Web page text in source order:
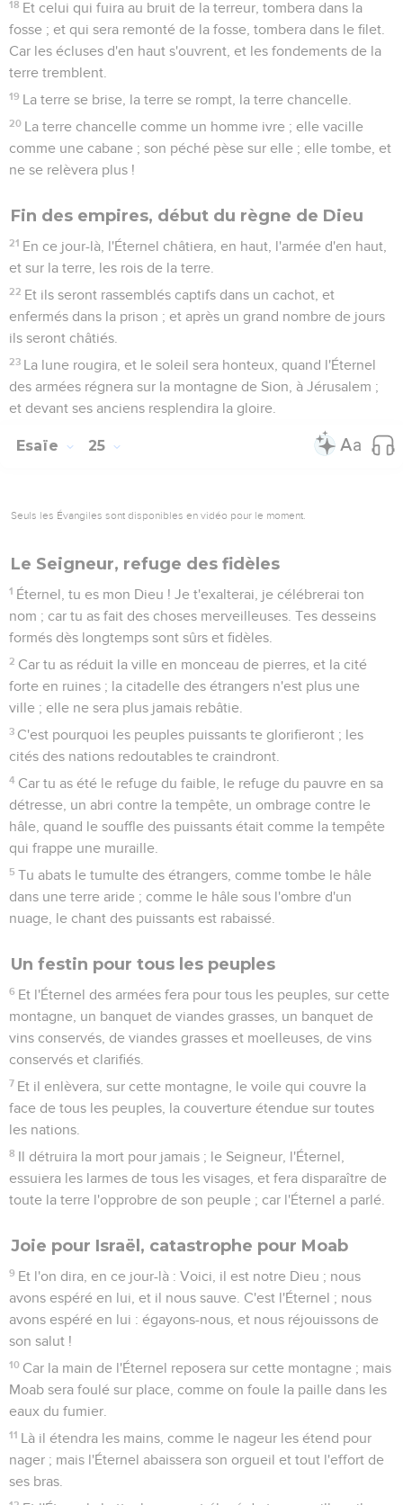
18 Et celui qui fuira au bruit de la terreur, tombera dans la
fosse ; et qui sera remonté de la fosse, tombera dans le filet.
Car les écluses d'en haut s'ouvrent, et les fondements de la
terre tremblent.
19 La terre se brise, la terre se rompt, la terre chancelle.
20 La terre chancelle comme un homme ivre ; elle vacille
comme une cabane ; son péché pèse sur elle ; elle tombe, et
ne se relèvera plus !
Fin des empires, début du règne de Dieu
21 En ce jour-là, l'Éternel châtiera, en haut, l'armée d'en haut,
et sur la terre, les rois de la terre.
22 Et ils seront rassemblés captifs dans un cachot, et
enfermés dans la prison ; et après un grand nombre de jours
ils seront châtiés.
23 La lune rougira, et le soleil sera honteux, quand l'Éternel
des armées régnera sur la montagne de Sion, à Jérusalem ;
et devant ses anciens resplendira la gloire.
Esaïe 25
Seuls les Évangiles sont disponibles en vidéo pour le moment.
Le Seigneur, refuge des fidèles
1 Éternel, tu es mon Dieu ! Je t'exalterai, je célébrerai ton
nom ; car tu as fait des choses merveilleuses. Tes desseins
formés dès longtemps sont sûrs et fidèles.
2 Car tu as réduit la ville en monceau de pierres, et la cité
forte en ruines ; la citadelle des étrangers n'est plus une
ville ; elle ne sera plus jamais rebâtie.
3 C'est pourquoi les peuples puissants te glorifieront ; les
cités des nations redoutables te craindront.
4 Car tu as été le refuge du faible, le refuge du pauvre en sa
détresse, un abri contre la tempête, un ombrage contre le
hâle, quand le souffle des puissants était comme la tempête
qui frappe une muraille.
5 Tu abats le tumulte des étrangers, comme tombe le hâle
dans une terre aride ; comme le hâle sous l'ombre d'un
nuage, le chant des puissants est rabaissé.
Un festin pour tous les peuples
6 Et l'Éternel des armées fera pour tous les peuples, sur cette
montagne, un banquet de viandes grasses, un banquet de
vins conservés, de viandes grasses et moelleuses, de vins
conservés et clarifiés.
7 Et il enlèvera, sur cette montagne, le voile qui couvre la
face de tous les peuples, la couverture étendue sur toutes
les nations.
8 Il détruira la mort pour jamais ; le Seigneur, l'Éternel,
essuiera les larmes de tous les visages, et fera disparaître de
toute la terre l'opprobre de son peuple ; car l'Éternel a parlé.
Joie pour Israël, catastrophe pour Moab
9 Et l'on dira, en ce jour-là : Voici, il est notre Dieu ; nous
avons espéré en lui, et il nous sauve. C'est l'Éternel ; nous
avons espéré en lui : égayons-nous, et nous réjouissons de
son salut !
10 Car la main de l'Éternel reposera sur cette montagne ; mais
Moab sera foulé sur place, comme on foule la paille dans les
eaux du fumier.
11 Là il étendra les mains, comme le nageur les étend pour
nager ; mais l'Éternel abaissera son orgueil et tout l'effort de
ses bras.